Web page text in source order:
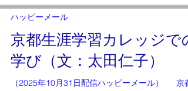
ハッピーメール
京都生涯学習カレッジでの
学び（文：太田仁子）